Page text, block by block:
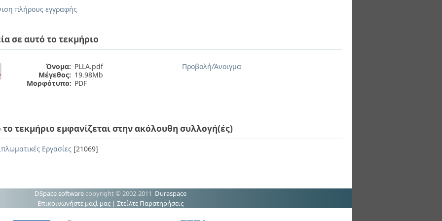
πλήρους εγγραφής
σε αυτό το τεκμήριο
Όνομα: PLLA.pdf
Μέγεθος: 19.98Mb
Μορφότυπο: PDF
Προβολή/Άνοιγμα
το τεκμήριο εμφανίζεται στην ακόλουθη συλλογή(ές)
Εργασίες [21069]
DSpace software copyright © 2002-2011 Duraspace
Επικοινωνήστε μαζί μας | Στείλτε Παρατηρήσεις